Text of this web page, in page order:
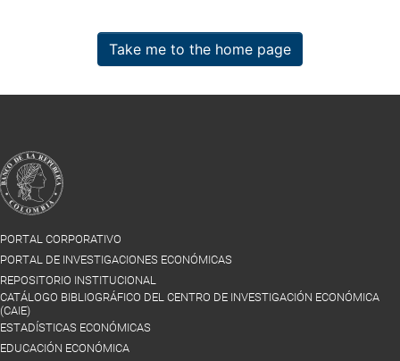
Take me to the home page
PORTAL CORPORATIVO
PORTAL DE INVESTIGACIONES ECONÓMICAS
REPOSITORIO INSTITUCIONAL
CATÁLOGO BIBLIOGRÁFICO DEL CENTRO DE INVESTIGACIÓN ECONÓMICA
(CAIE)
ESTADÍSTICAS ECONÓMICAS
EDUCACIÓN ECONÓMICA